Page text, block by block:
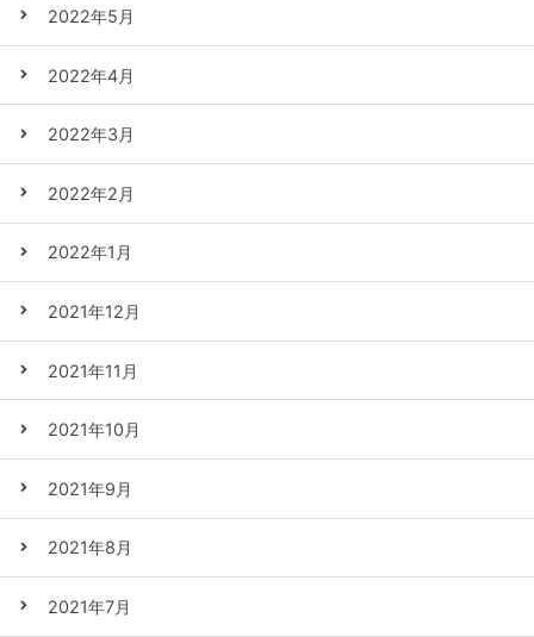
2022年5月
2022年4月
2022年3月
2022年2月
2022年1月
2021年12月
2021年11月
2021年10月
2021年9月
2021年8月
2021年7月